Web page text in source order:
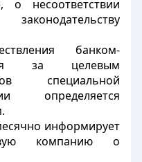
о несоответствии
банком-
за целевым
специальной
определяется
информирует
компанию о